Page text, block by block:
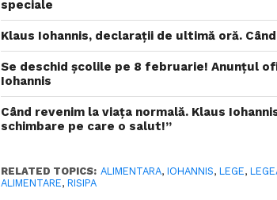
speciale
Klaus Iohannis, declarații de ultimă oră.
Se deschid școlile pe 8 februarie! Anunțul
Iohannis
Când revenim la viața normală. Klaus
schimbare pe care o salut!”
RELATED TOPICS: ALIMENTARA,IOHANNIS,LEGE,
ALIMENTARE,RISIPA